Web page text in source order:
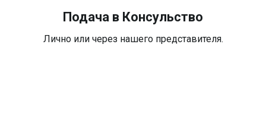
Подача в Консульство
Лично или через нашего представителя.